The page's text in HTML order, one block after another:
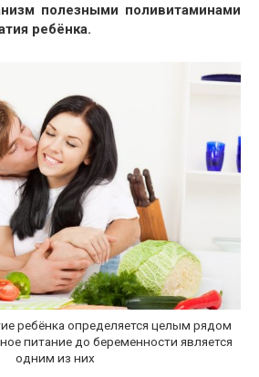
полезными поливитаминами
ребёнка.
ребёнка определяется целым рядом
питание до беременности является
одним из них